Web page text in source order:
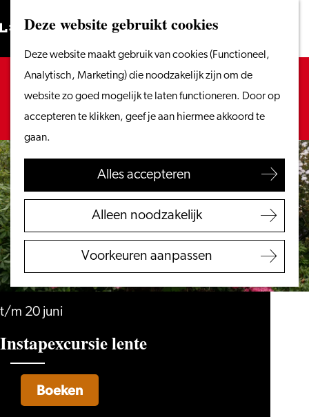
Deze website gebruikt cookies
Deze website maakt gebruik van cookies (Functioneel,
Analytisch, Marketing) die noodzakelijk zijn om de
website zo goed mogelijk te laten functioneren. Door op
accepteren te klikken, geef je aan hiermee akkoord te
gaan.
Alles accepteren
Alleen noodzakelijk
Voorkeuren aanpassen
Ga
naar
homepage
Menu
ZoekenVanaf het water
wandelen
Winkelen
Eten & drinken
Met kinderen
VVV Leiden
Bereikbaarheid
Regio Leiden
Zoeken
Sorry, deze activiteit is niet meer beschikbaar.
Bekijk hetactuele aanbodvoor de beschikbare
opties.
t/m 20 juni
Instapexcursie lente
Boeken